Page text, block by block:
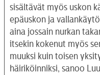
sisältävät myös uskon
epäuskon ja
aina jossain nurkan
itsekin kokenut myös
muuksi kuin toisen
häiriköinniksi, sanoo